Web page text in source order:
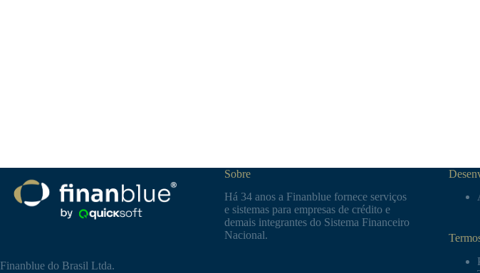
Finanblue do Brasil Ltda.
Sobre
Há 34 anos a Finanblue fornece serviços
e sistemas para empresas de crédito e
demais integrantes do Sistema Financeiro
Nacional.